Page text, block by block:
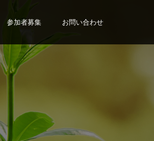
参加者募集 お問い合わせ